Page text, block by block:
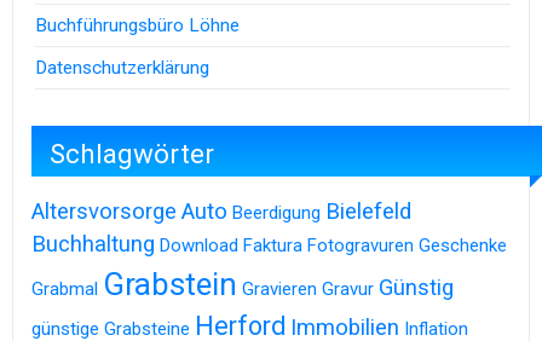
Buchführungsbüro Löhne
Datenschutzerklärung
Schlagwörter
Altersvorsorge Auto Beerdigung Bielefeld
Buchhaltung Download Faktura Fotogravuren Geschenke
Grabmal Grabstein Gravieren Gravur Günstig
günstige Grabsteine Herford Immobilien Inflation